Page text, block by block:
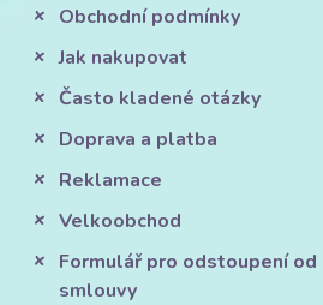
Obchodní podmínky
Jak nakupovat
Často kladené otázky
Doprava a platba
Reklamace
Velkoobchod
Formulář pro odstoupení od
smlouvy